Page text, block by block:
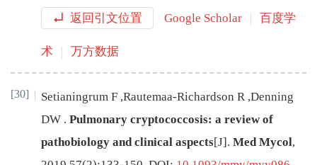
返回引文位置 Google Scholar 百度学
术 万方数据
[30] Setianingrum F ,Rautemaa-Richardson R ,Denning
DW . Pulmonary cryptococcosis: a review of
pathobiology and clinical aspects[J] . Med Mycol,